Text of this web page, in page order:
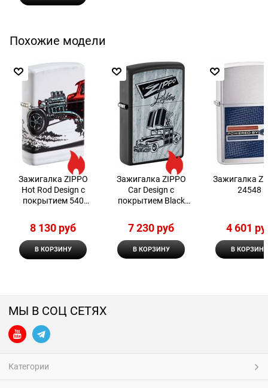
Похожие модели
Зажигалка ZIPPO
Hot Rod Design с
покрытием 540
8 130 руб
В КОРЗИНУ
Зажигалка ZIPPO
Car Design с
покрытием Black
7 230 руб
В КОРЗИНУ
Зажигалка
24548
4 601
В КОРЗИНУ
МЫ В СОЦ СЕТЯХ
Категории